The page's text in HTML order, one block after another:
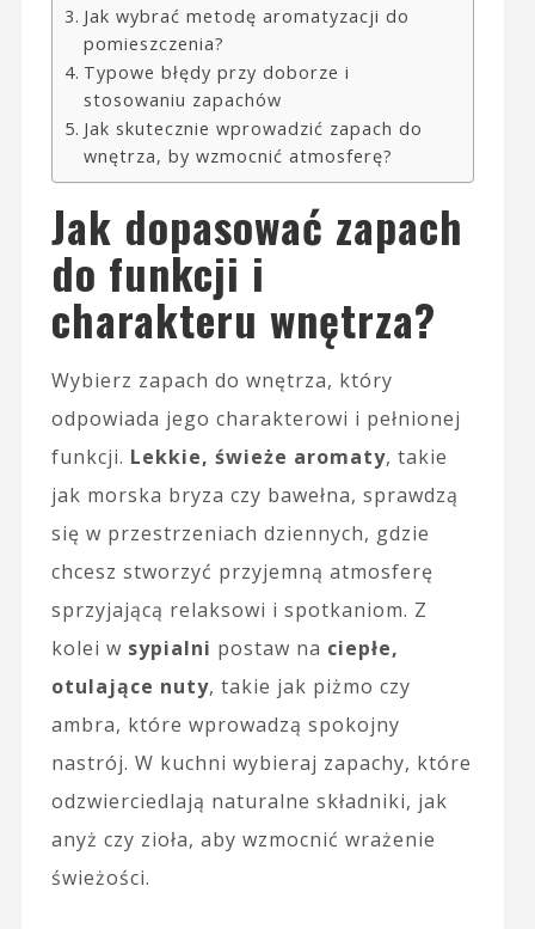
Jak wybrać metodę aromatyzacji do
pomieszczenia?
Typowe błędy przy doborze i
stosowaniu zapachów
Jak skutecznie wprowadzić zapach do
wnętrza, by wzmocnić atmosferę?
Jak dopasować zapach
do funkcji i
charakteru wnętrza?
Wybierz zapach do wnętrza, który
odpowiada jego charakterowi i pełnionej
funkcji. Lekkie, świeże aromaty, takie
jak morska bryza czy bawełna, sprawdzą
się w przestrzeniach dziennych, gdzie
chcesz stworzyć przyjemną atmosferę
sprzyjającą relaksowi i spotkaniom. Z
kolei w sypialni postaw na ciepłe,
otulające nuty, takie jak piżmo czy
ambra, które wprowadzą spokojny
nastrój. W kuchni wybieraj zapachy, które
odzwierciedlają naturalne składniki, jak
anyż czy zioła, aby wzmocnić wrażenie
świeżości.